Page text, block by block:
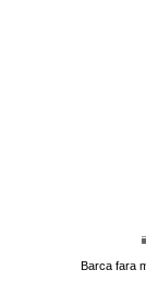
Barca fara